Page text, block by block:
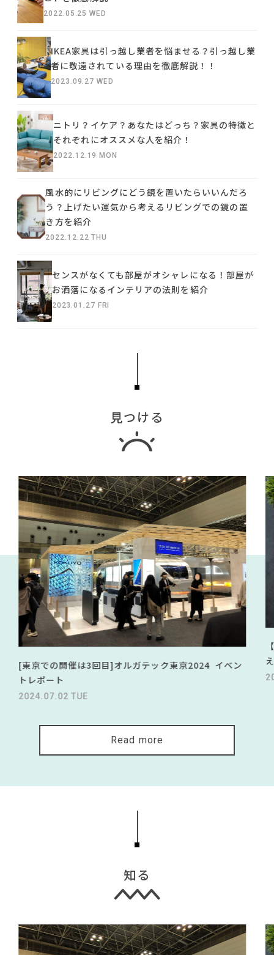
2022.05.25 WED
IKEA家具は引っ越し業者を悩ませる？引っ越し業
者に敬遠されている理由を徹底解説！！
2023.09.27 WED
ニトリ？イケア？あなたはどっち？家具の特徴と
それぞれにオススメな人を紹介！
2022.12.19 MON
風水的にリビングにどう鏡を置いたらいいんだろ
う？上げたい運気から考えるリビングでの鏡の置
き方を紹介
2022.12.22 THU
センスがなくても部屋がオシャレになる！部屋が
お洒落になるインテリアの法則を紹介
2023.01.27 FRI
見つける
[東京での開催は3回目]オルガテック東京2024 イベン
トレポート
2024.07.02 TUE
Read more
知る